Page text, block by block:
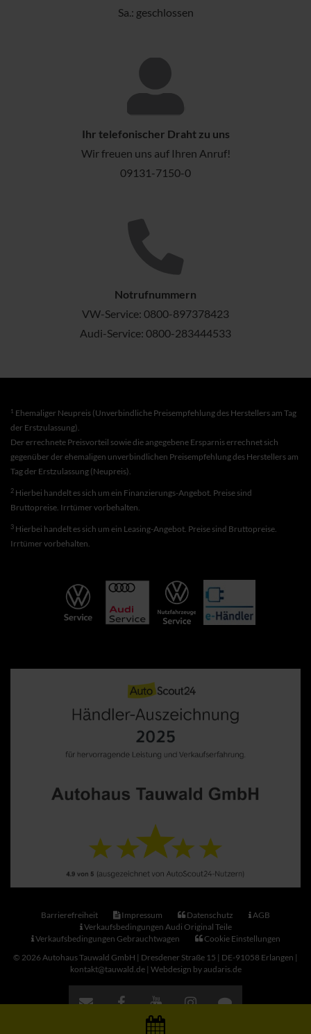
Sa.: geschlossen
Ihr telefonischer Draht zu uns
Wir freuen uns auf Ihren Anruf!
09131-7150-0
Notrufnummern
VW-Service: 0800-897378423
Audi-Service: 0800-283444533
1 Ehemaliger Neupreis (Unverbindliche Preisempfehlung des Herstellers am Tag
der Erstzulassung).
Der errechnete Preisvorteil sowie die angegebene Ersparnis errechnet sich
gegenüber der ehemaligen unverbindlichen Preisempfehlung des Herstellers am
Tag der Erstzulassung (Neupreis).
2 Hierbei handelt es sich um ein Finanzierungs-Angebot. Preise sind
Bruttopreise. Irrtümer vorbehalten.
3 Hierbei handelt es sich um ein Leasing-Angebot. Preise sind Bruttopreise.
Irrtümer vorbehalten.
Barrierefreiheit Impressum Datenschutz
AGB
Verkaufsbedingungen Audi Original Teile
Verkaufsbedingungen Gebrauchtwagen
Cookie Einstellungen
© 2026 Autohaus Tauwald GmbH | Dresdener Straße 15 | DE-91058 Erlangen |
kontakt@tauwald.de | Webdesign by audaris.de